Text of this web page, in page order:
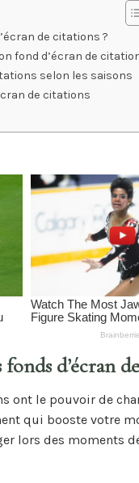
de citations ?
fond d’écran de
selon les saisons
de citations
d’écran
ont le pouvoir de
qui booste votre
lors des moments